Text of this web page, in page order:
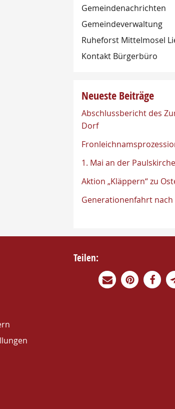
Gemeindenachrichten
Gemeindeverwaltung
Ruheforst Mittelmosel
Kontakt Bürgerbüro
Neueste Beiträge
Abschlussbericht des
Dorf
1. Mai an der Paulskirche
Aktion „Kläppern“ zu
Generationenfahrt nach
Teilen: